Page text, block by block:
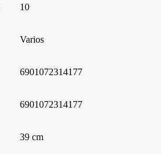
10
Varios
6901072314177
6901072314177
39 cm